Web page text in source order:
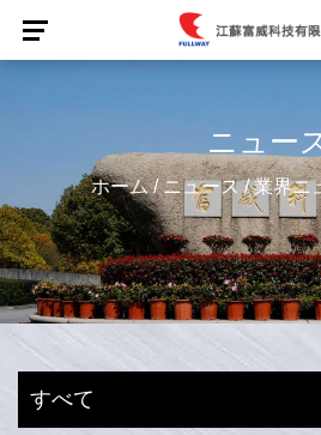
ニュー
ホーム/ニュース/業界ニ
すべて